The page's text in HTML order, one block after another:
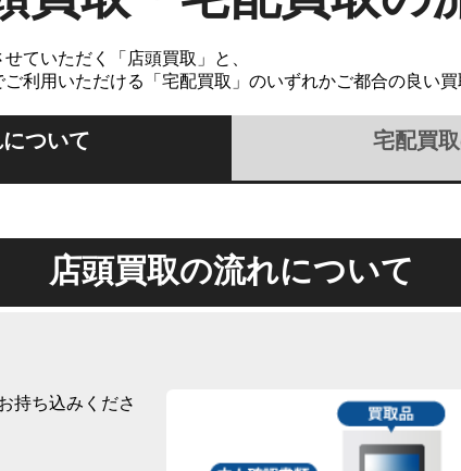
ていただく「店頭買取」と、
利用いただける「宅配買取」のいずれかご都合の良い買
ついて 宅配買
店頭買取の流れについて
持ち込みくださ